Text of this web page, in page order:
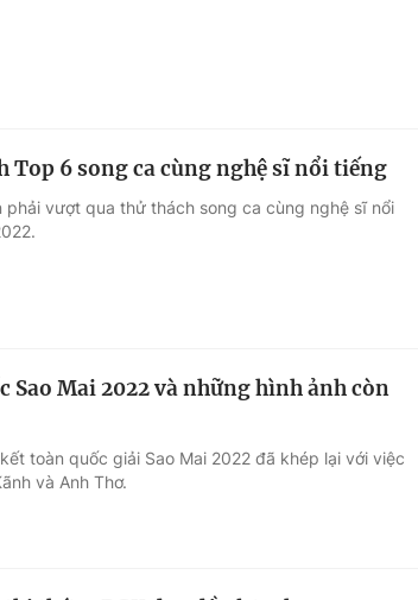
Top 6 song ca cùng nghệ sĩ nổi tiếng
vượt qua thử thách song ca cùng nghệ sĩ nổi
Sao Mai 2022 và những hình ảnh còn
toàn quốc giải Sao Mai 2022 đã khép lại với việc
và Anh Thơ.